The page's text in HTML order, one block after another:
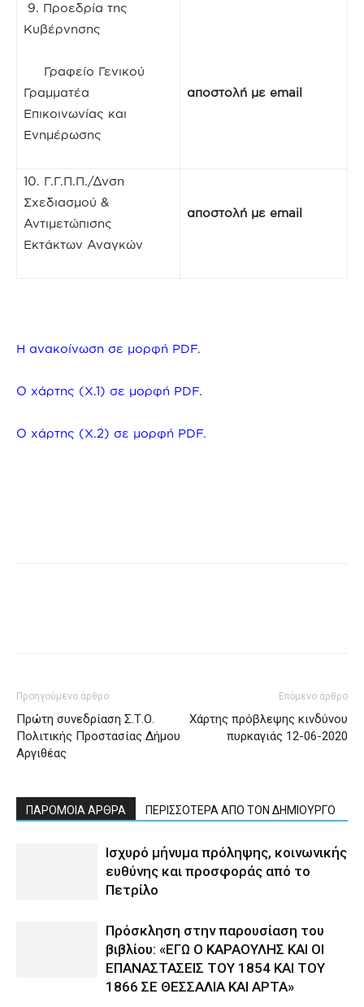
9. Προεδρία της
Κυβέρνησης
Γραφείο Γενικού
Γραμματέα
Επικοινωνίας και
Ενημέρωσης
αποστολή με email
10. Γ.Γ.Π.Π./Δνση
Σχεδιασμού &
Αντιμετώπισης
Εκτάκτων Αναγκών
αποστολή με email
Η ανακοίνωση σε μορφή PDF.
Ο χάρτης (Χ.1) σε μορφή PDF.
Ο χάρτης (Χ.2) σε μορφή PDF.
Προηγούμενο άρθρο
Πρώτη συνεδρίαση Σ.Τ.Ο.
Πολιτικής Προστασίας Δήμου
Αργιθέας
Επόμενο άρθρο
Χάρτης πρόβλεψης κινδύνου
πυρκαγιάς 12-06-2020
ΠΑΡΟΜΟΙΑ ΑΡΘΡΑ ΠΕΡΙΣΣΟΤΕΡΑ ΑΠΟ ΤΟΝ ΔΗΜΙΟΥΡΓΟ
Ισχυρό μήνυμα πρόληψης, κοινωνικής
ευθύνης και προσφοράς από το
Πετρίλο
Πρόσκληση στην παρουσίαση του
βιβλίου: «ΕΓΩ Ο ΚΑΡΑΟΥΛΗΣ ΚΑΙ ΟΙ
ΕΠΑΝΑΣΤΑΣΕΙΣ ΤΟΥ 1854 ΚΑΙ ΤΟΥ
1866 ΣΕ ΘΕΣΣΑΛΙΑ ΚΑΙ ΑΡΤΑ»